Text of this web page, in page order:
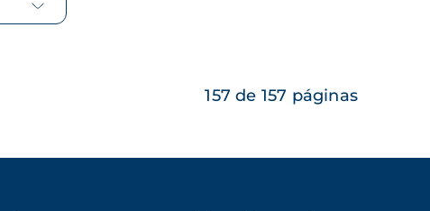
157 de 157 páginas